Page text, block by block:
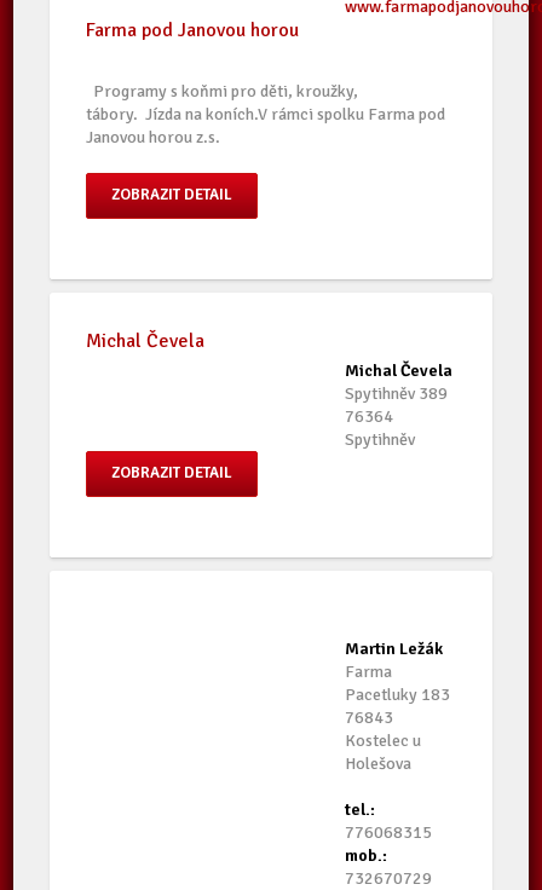
Farma pod Janovou horou
Programy s koňmi pro děti, kroužky,
tábory. Jízda na koních.V rámci spolku Farma pod
Janovou horou z.s.
ZOBRAZIT DETAIL
Michal Čevela
Spytihněv 389
76364
Spytihněv
Michal Čevela
ZOBRAZIT DETAIL
Martin Ležák
Farma
Pacetluky 183
76843
Kostelec u
Holešova
tel.:
776068315
mob.:
732670729